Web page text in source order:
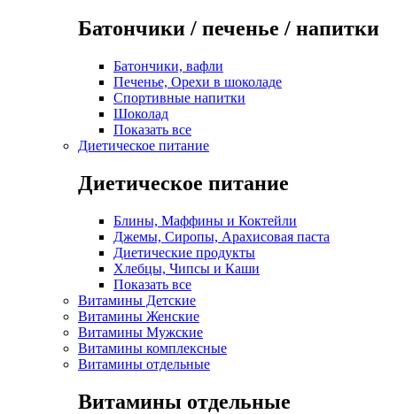
Батончики / печенье / напитки
Батончики, вафли
Печенье, Орехи в шоколаде
Спортивные напитки
Шоколад
Показать все
Диетическое питание
Диетическое питание
Блины, Маффины и Коктейли
Джемы, Сиропы, Арахисовая паста
Диетические продукты
Хлебцы, Чипсы и Каши
Показать все
Витамины Детские
Витамины Женские
Витамины Мужские
Витамины комплексные
Витамины отдельные
Витамины отдельные